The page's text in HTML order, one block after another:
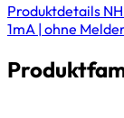
Produktdetails
1mA | ohne